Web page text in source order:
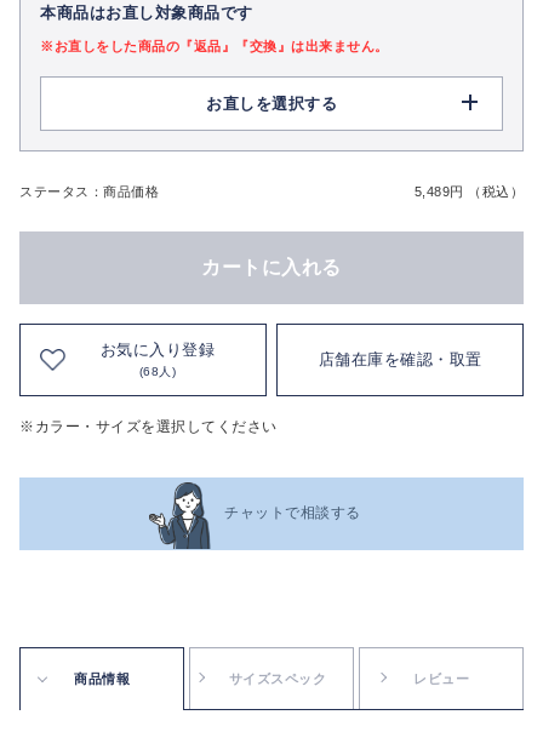
本商品はお直し対象商品です
※お直しをした商品の『返品』『交換』は出来ません。
お直しを選択する
ステータス：商品価格 5,489円 （税込）
カートに入れる
お気に入り登録
(68人)
店舗在庫を確認・取置
※カラー・サイズを選択してください
チャットで相談する
商品情報 サイズスペック レビュー